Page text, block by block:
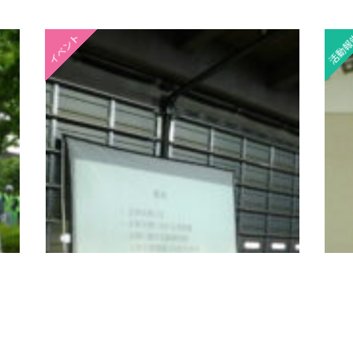
イベント 活動